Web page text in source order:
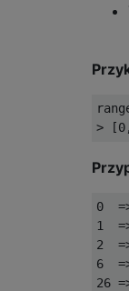
>
[0,
0
1
2
6
26